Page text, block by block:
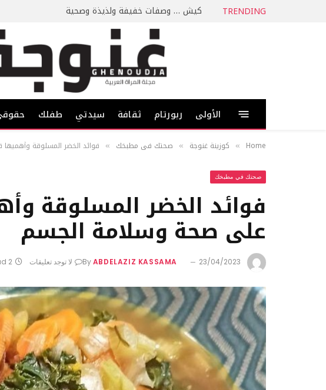
TRENDING كيش … وصفات خفيفة ولذيذة وصحية
الأولى ربورتام ثقافة سيدتي طفلك
Home
» كوزينة غنوجة » صحتك في مطبخك » فوائد الخضر المسلوقة
صحتك في مطبخك
فوائد الخضر المسلوقة
على صحة وسلامة الجسم
ByABDELAZIZ KASSAMA 23/04/2023 لا توجد تعليقات 2 Mins Read